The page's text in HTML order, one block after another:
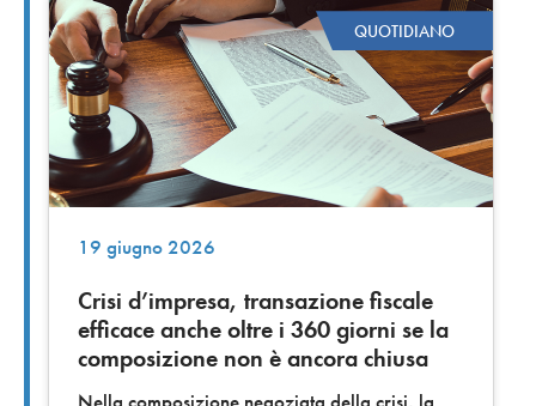
QUOTIDIANO
19 giugno 2026
Crisi d’impresa, transazione fiscale
efficace anche oltre i 360 giorni se la
composizione non è ancora chiusa